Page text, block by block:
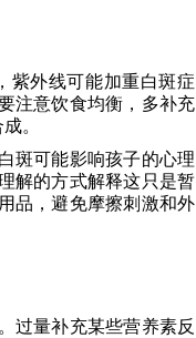
紫外线可能加重白斑症
注意饮食均衡，多补充
。
斑可能影响孩子的心理
解的方式解释这只是暂
品，避免摩擦刺激和外
过量补充某些营养素反